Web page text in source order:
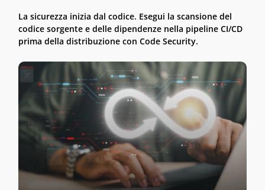
La sicurezza inizia dal codice. Esegui la scansione del
codice sorgente e delle dipendenze nella pipeline CI/CD
prima della distribuzione con Code Security.